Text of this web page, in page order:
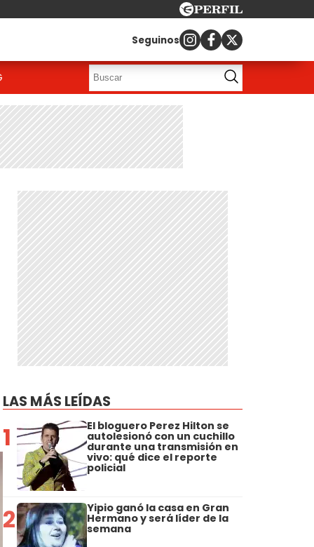
Seguinos
LAS MÁS LEÍDAS
1 El bloguero Perez Hilton se
autolesionó con un cuchillo
durante una transmisión en
vivo: qué dice el reporte
policial
2 Yipio ganó la casa en Gran
Hermano y será líder de la
semana